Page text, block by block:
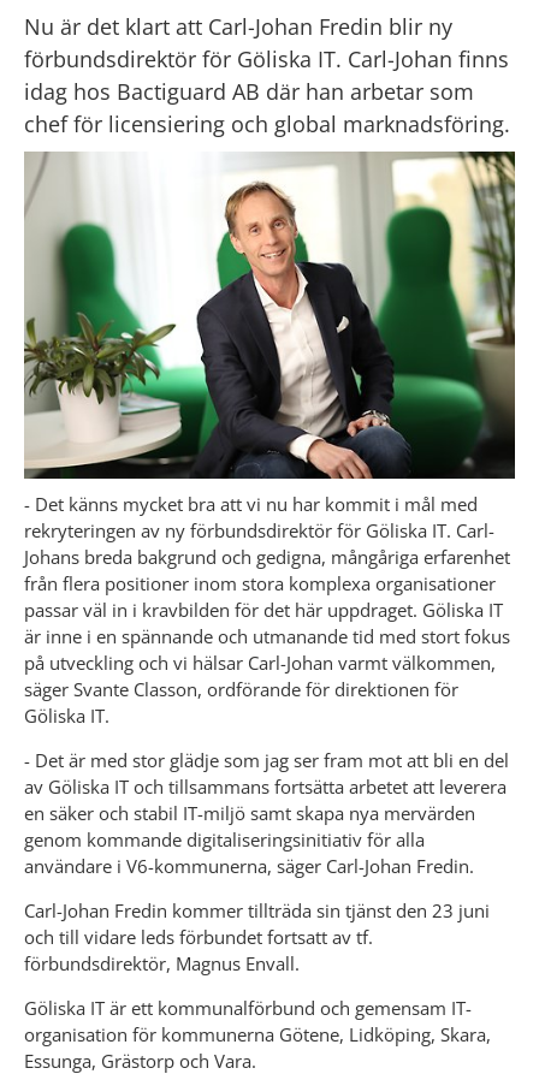
Nu är det klart att Carl-Johan Fredin blir ny
förbundsdirektör för Göliska IT. Carl-Johan finns
idag hos Bactiguard AB där han arbetar som
chef för licensiering och global marknadsföring.
- Det känns mycket bra att vi nu har kommit i mål med
rekryteringen av ny förbundsdirektör för Göliska IT. Carl-
Johans breda bakgrund och gedigna, mångåriga erfarenhet
från flera positioner inom stora komplexa organisationer
passar väl in i kravbilden för det här uppdraget. Göliska IT
är inne i en spännande och utmanande tid med stort fokus
på utveckling och vi hälsar Carl-Johan varmt välkommen,
säger Svante Classon, ordförande för direktionen för
Göliska IT.
- Det är med stor glädje som jag ser fram mot att bli en del
av Göliska IT och tillsammans fortsätta arbetet att leverera
en säker och stabil IT-miljö samt skapa nya mervärden
genom kommande digitaliseringsinitiativ för alla
användare i V6-kommunerna, säger Carl-Johan Fredin.
Carl-Johan Fredin kommer tillträda sin tjänst den 23 juni
och till vidare leds förbundet fortsatt av tf.
förbundsdirektör, Magnus Envall.
Göliska IT är ett kommunalförbund och gemensam IT-
organisation för kommunerna Götene, Lidköping, Skara,
Essunga, Grästorp och Vara.